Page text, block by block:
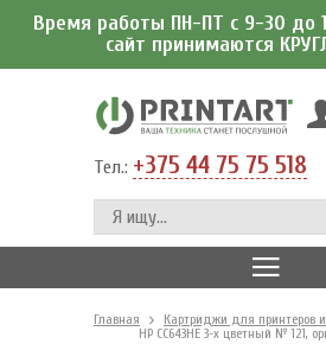
Время работы ПН-ПТ с 9-30 до
сайт принимаются
Тел.: +375 44 75 75 518
Главная Картриджи для принтеров
HP CC643HE 3-х цветный № 121,